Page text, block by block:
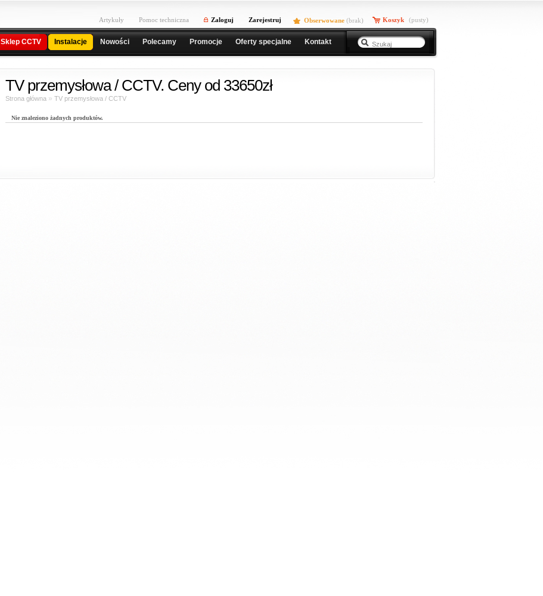
Artykuły Pomoc techniczna Zaloguj Zarejestruj Obserwowane (brak) Koszyk (pusty)
Sklep CCTV Instalacje Nowości Polecamy Promocje Oferty specjalne Kontakt
TV przemysłowa / CCTV. Ceny od 33650zł
Strona główna » TV przemysłowa / CCTV
Nie znaleziono żadnych produktów.